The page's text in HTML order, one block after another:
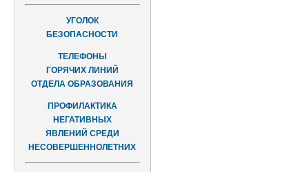
УГОЛОК
БЕЗОПАСНОСТИ
ТЕЛЕФОНЫ
ГОРЯЧИХ ЛИНИЙ
ОТДЕЛА ОБРАЗОВАНИЯ
ПРОФИЛАКТИКА
НЕГАТИВНЫХ
ЯВЛЕНИЙ СРЕДИ
НЕСОВЕРШЕННОЛЕТНИХ